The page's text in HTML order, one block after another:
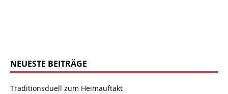
NEUESTE BEITRÄGE
Traditionsduell zum Heimauftakt